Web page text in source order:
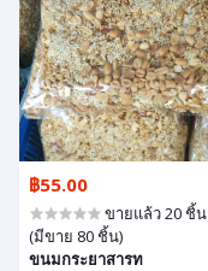
฿55.00
ขายแล้ว 20 ชิ้น
(มีขาย 80 ชิ้น)
ขนมกระยาสารท